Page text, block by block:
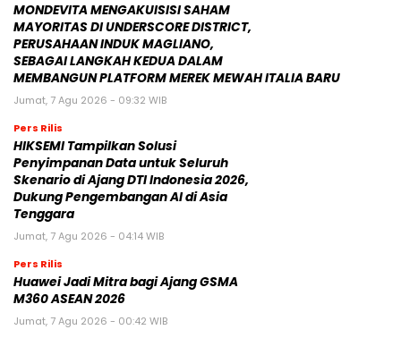
MONDEVITA MENGAKUISISI SAHAM
MAYORITAS DI UNDERSCORE DISTRICT,
PERUSAHAAN INDUK MAGLIANO,
SEBAGAI LANGKAH KEDUA DALAM
MEMBANGUN PLATFORM MEREK MEWAH ITALIA BARU
Jumat, 7 Agu 2026 - 09:32 WIB
Pers Rilis
HIKSEMI Tampilkan Solusi
Penyimpanan Data untuk Seluruh
Skenario di Ajang DTI Indonesia 2026,
Dukung Pengembangan AI di Asia
Tenggara
Jumat, 7 Agu 2026 - 04:14 WIB
Pers Rilis
Huawei Jadi Mitra bagi Ajang GSMA
M360 ASEAN 2026
Jumat, 7 Agu 2026 - 00:42 WIB